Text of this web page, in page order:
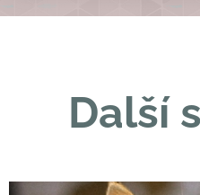
Další